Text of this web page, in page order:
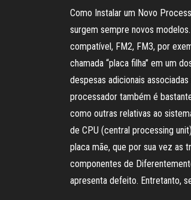
Como Instalar um Novo
surgem sempre novos
compatível, FM2, FM3, por
chamada “placa filha” em um
despesas adicionais
processador também é
como outras relativas ao
de CPU (central processing
placa mãe, que por sua vez as
componentes de
apresenta defeito. Entretanto,